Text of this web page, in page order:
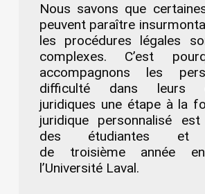
Nous savons que
peuvent paraître
les procédures légales
complexes. C’est
accompagnons les
difficulté dans leurs
juridiques une étape à la
juridique personnalisé
des étudiantes et
de troisième année
l’Université Laval.